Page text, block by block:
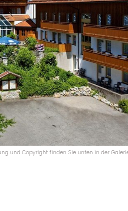
und Copyright finden Sie unten in der